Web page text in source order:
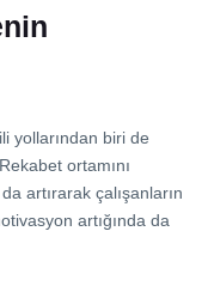
yollarından biri de
ortamını
artırarak çalışanların
artığında da